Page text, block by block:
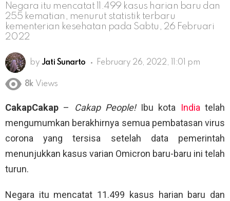
Negara itu mencatat 11.499 kasus harian baru dan
255 kematian, menurut statistik terbaru
kementerian kesehatan pada Sabtu, 26 Februari
2022
by Jati Sunarto February 26, 2022, 11:01 pm
8k Views
CakapCakap – Cakap People!Ibu kota Indiatelah
mengumumkan berakhirnya semua pembatasan virus
corona yang tersisa setelah data pemerintah
menunjukkan kasus varian Omicron baru-baru ini telah
turun.
Negara itu mencatat 11.499 kasus harian baru dan